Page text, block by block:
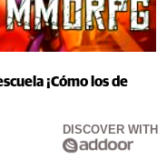
¡Cómo los de
DISCOVER WITH